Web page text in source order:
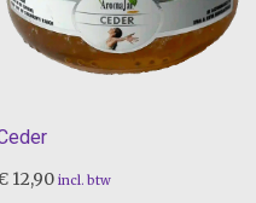
12,90 incl. btw